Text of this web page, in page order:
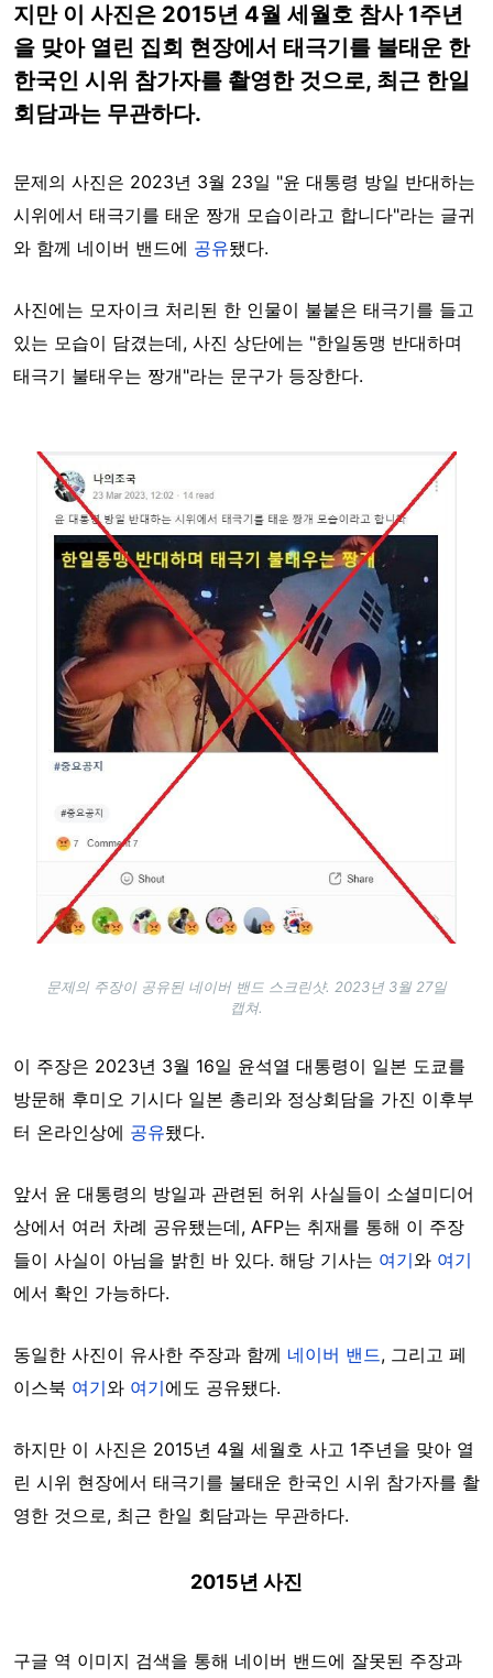
지만 이 사진은 2015년 4월 세월호 참사 1주년
을 맞아 열린 집회 현장에서 태극기를 불태운 한
한국인 시위 참가자를 촬영한 것으로, 최근 한일
회담과는 무관하다.
문제의 사진은 2023년 3월 23일 "윤 대통령 방일 반대하는
시위에서 태극기를 태운 짱개 모습이라고 합니다"라는 글귀
와 함께 네이버 밴드에 공유됐다.
사진에는 모자이크 처리된 한 인물이 불붙은 태극기를 들고
있는 모습이 담겼는데, 사진 상단에는 "한일동맹 반대하며
태극기 불태우는 짱개"라는 문구가 등장한다.
Image
문제의 주장이 공유된 네이버 밴드 스크린샷. 2023년 3월 27일
캡쳐.
이 주장은 2023년 3월 16일 윤석열 대통령이 일본 도쿄를
방문해 후미오 기시다 일본 총리와 정상회담을 가진 이후부
터 온라인상에 공유됐다.
앞서 윤 대통령의 방일과 관련된 허위 사실들이 소셜미디어
상에서 여러 차례 공유됐는데, AFP는 취재를 통해 이 주장
들이 사실이 아님을 밝힌 바 있다. 해당 기사는 여기와 여기
에서 확인 가능하다.
동일한 사진이 유사한 주장과 함께 네이버 밴드, 그리고 페
이스북 여기와 여기에도 공유됐다.
하지만 이 사진은 2015년 4월 세월호 사고 1주년을 맞아 열
린 시위 현장에서 태극기를 불태운 한국인 시위 참가자를 촬
영한 것으로, 최근 한일 회담과는 무관하다.
2015년 사진
구글 역 이미지 검색을 통해 네이버 밴드에 잘못된 주장과